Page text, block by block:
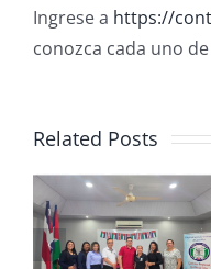
Ingrese a https://
conozca cada uno
Related Posts
Club